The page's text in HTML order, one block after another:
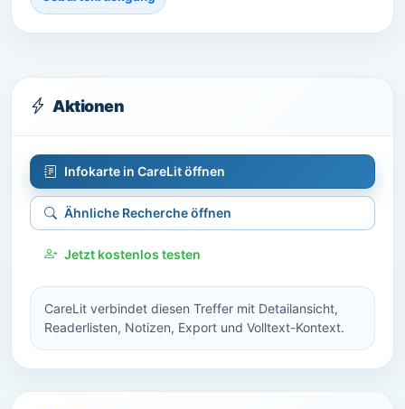
Aktionen
Infokarte in CareLit öffnen
Ähnliche Recherche öffnen
Jetzt kostenlos testen
CareLit verbindet diesen Treffer mit Detailansicht,
Readerlisten, Notizen, Export und Volltext-Kontext.